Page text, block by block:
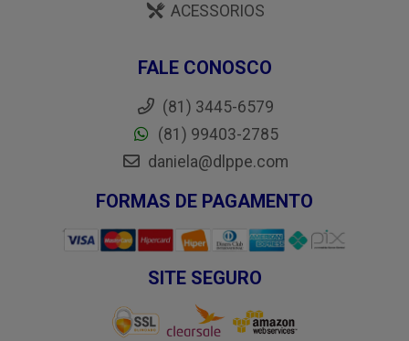
ACESSORIOS
FALE CONOSCO
(81) 3445-6579
(81) 99403-2785
daniela@dlppe.com
FORMAS DE PAGAMENTO
SITE SEGURO